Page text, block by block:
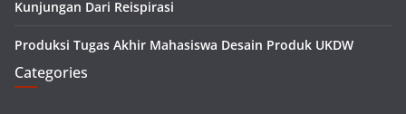
Kunjungan Dari Reispirasi
Produksi Tugas Akhir Mahasiswa Desain Produk UKDW
Categories